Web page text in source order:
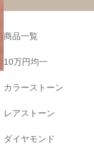
商品一覧
10万円均一
カラーストーン
レアストーン
ダイヤモンド